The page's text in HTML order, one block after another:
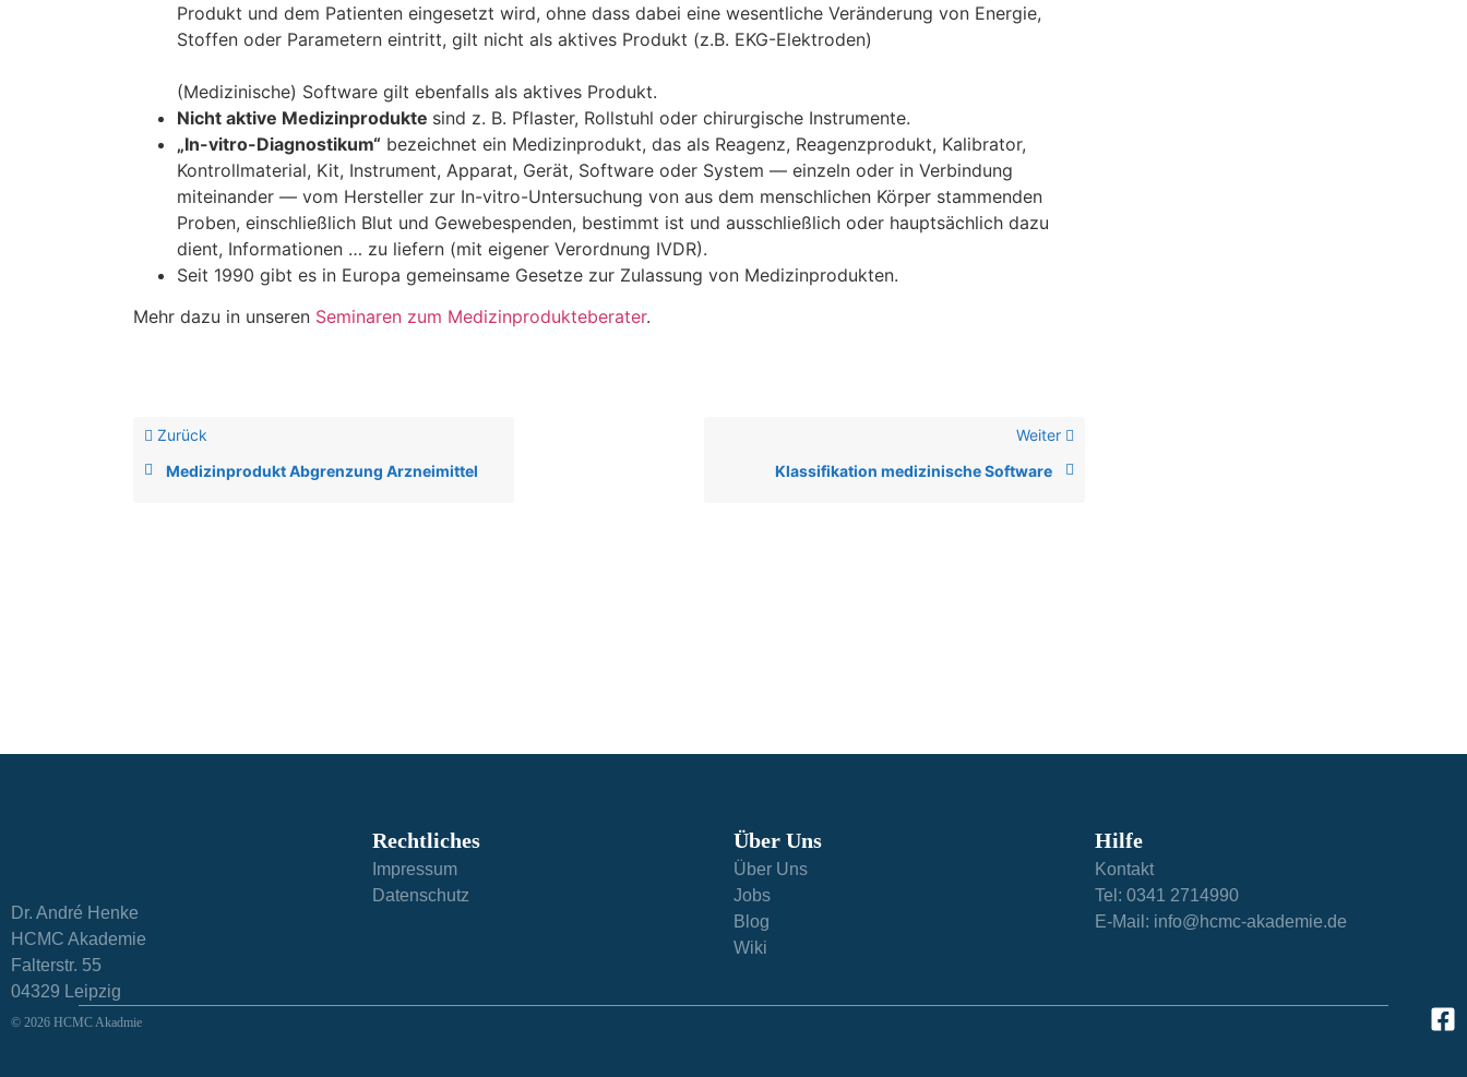
Produkt und dem Patienten eingesetzt wird, ohne dass dabei eine wesentliche Veränderung von Energie,
Stoffen oder Parametern eintritt, gilt nicht als aktives Produkt (z.B. EKG-Elektroden)
(Medizinische) Software gilt ebenfalls als aktives Produkt.
Nicht aktive Medizinprodukte sind z. B. Pflaster, Rollstuhl oder chirurgische Instrumente.
„In-vitro-Diagnostikum“ bezeichnet ein Medizinprodukt, das als Reagenz, Reagenzprodukt, Kalibrator,
Kontrollmaterial, Kit, Instrument, Apparat, Gerät, Software oder System — einzeln oder in Verbindung
miteinander — vom Hersteller zur In-vitro-Untersuchung von aus dem menschlichen Körper stammenden
Proben, einschließlich Blut und Gewebespenden, bestimmt ist und ausschließlich oder hauptsächlich dazu
dient, Informationen … zu liefern (mit eigener Verordnung IVDR).
Seit 1990 gibt es in Europa gemeinsame Gesetze zur Zulassung von Medizinprodukten.
Mehr dazu in unseren Seminaren zum Medizinprodukteberater.
Zurück
Medizinprodukt Abgrenzung Arzneimittel
Weiter
Klassifikation medizinische Software
Dr. André Henke
HCMC Akademie
Falterstr. 55
04329 Leipzig
Rechtliches
Impressum
Datenschutz
Über Uns
Über Uns
Jobs
Blog
Wiki
Hilfe​
Kontakt
Tel: 0341 2714990
E-Mail: info@hcmc-akademie.de
© 2026 HCMC Akadmie